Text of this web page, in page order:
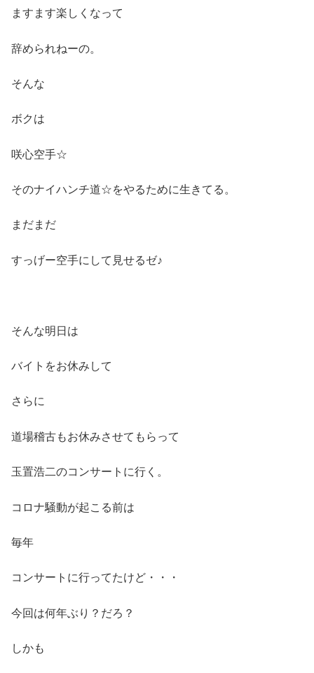
ますます楽しくなって
辞められねーの。
そんな
ボクは
咲心空手☆
そのナイハンチ道☆をやるために生きてる。
まだまだ
すっげー空手にして見せるゼ♪
そんな明日は
バイトをお休みして
さらに
道場稽古もお休みさせてもらって
玉置浩二のコンサートに行く。
コロナ騒動が起こる前は
毎年
コンサートに行ってたけど・・・
今回は何年ぶり？だろ？
しかも